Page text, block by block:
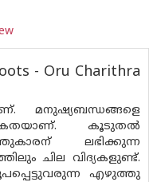
- Oru Charithra
മനുഷ്യബന്ധങ്ങളെ
കൂടുതൽ
ലഭിക്കുന്ന
ചില വിദ്യകളുണ്ട്.
എഴുത്തു